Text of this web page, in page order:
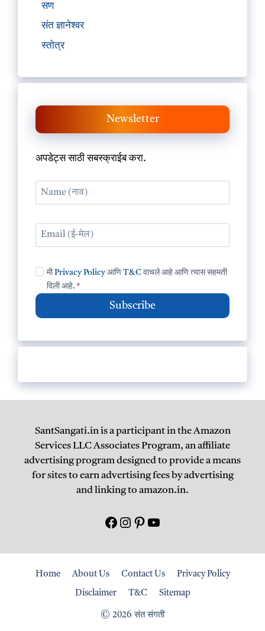
सण
संत ज्ञानेश्वर
स्तोत्र
Newsletter
अपडेट्स साठी सबस्क्राईब करा.
मीPrivacy PolicyआणिT&C वाचले आहे आणि त्यास सहमती
दिली आहे. *
Subscribe
SantSangati.in is a participant in the Amazon
Services LLC Associates Program, an affiliate
advertising program designed to provide a means
for sites to earn advertising fees by advertising
and linking to amazon.in.
Facebook
Instagram
Pinterest
युटयूब
Home About Us Contact Us Privacy Policy
Disclaimer T&C Sitemap
© 2026 संत संगती